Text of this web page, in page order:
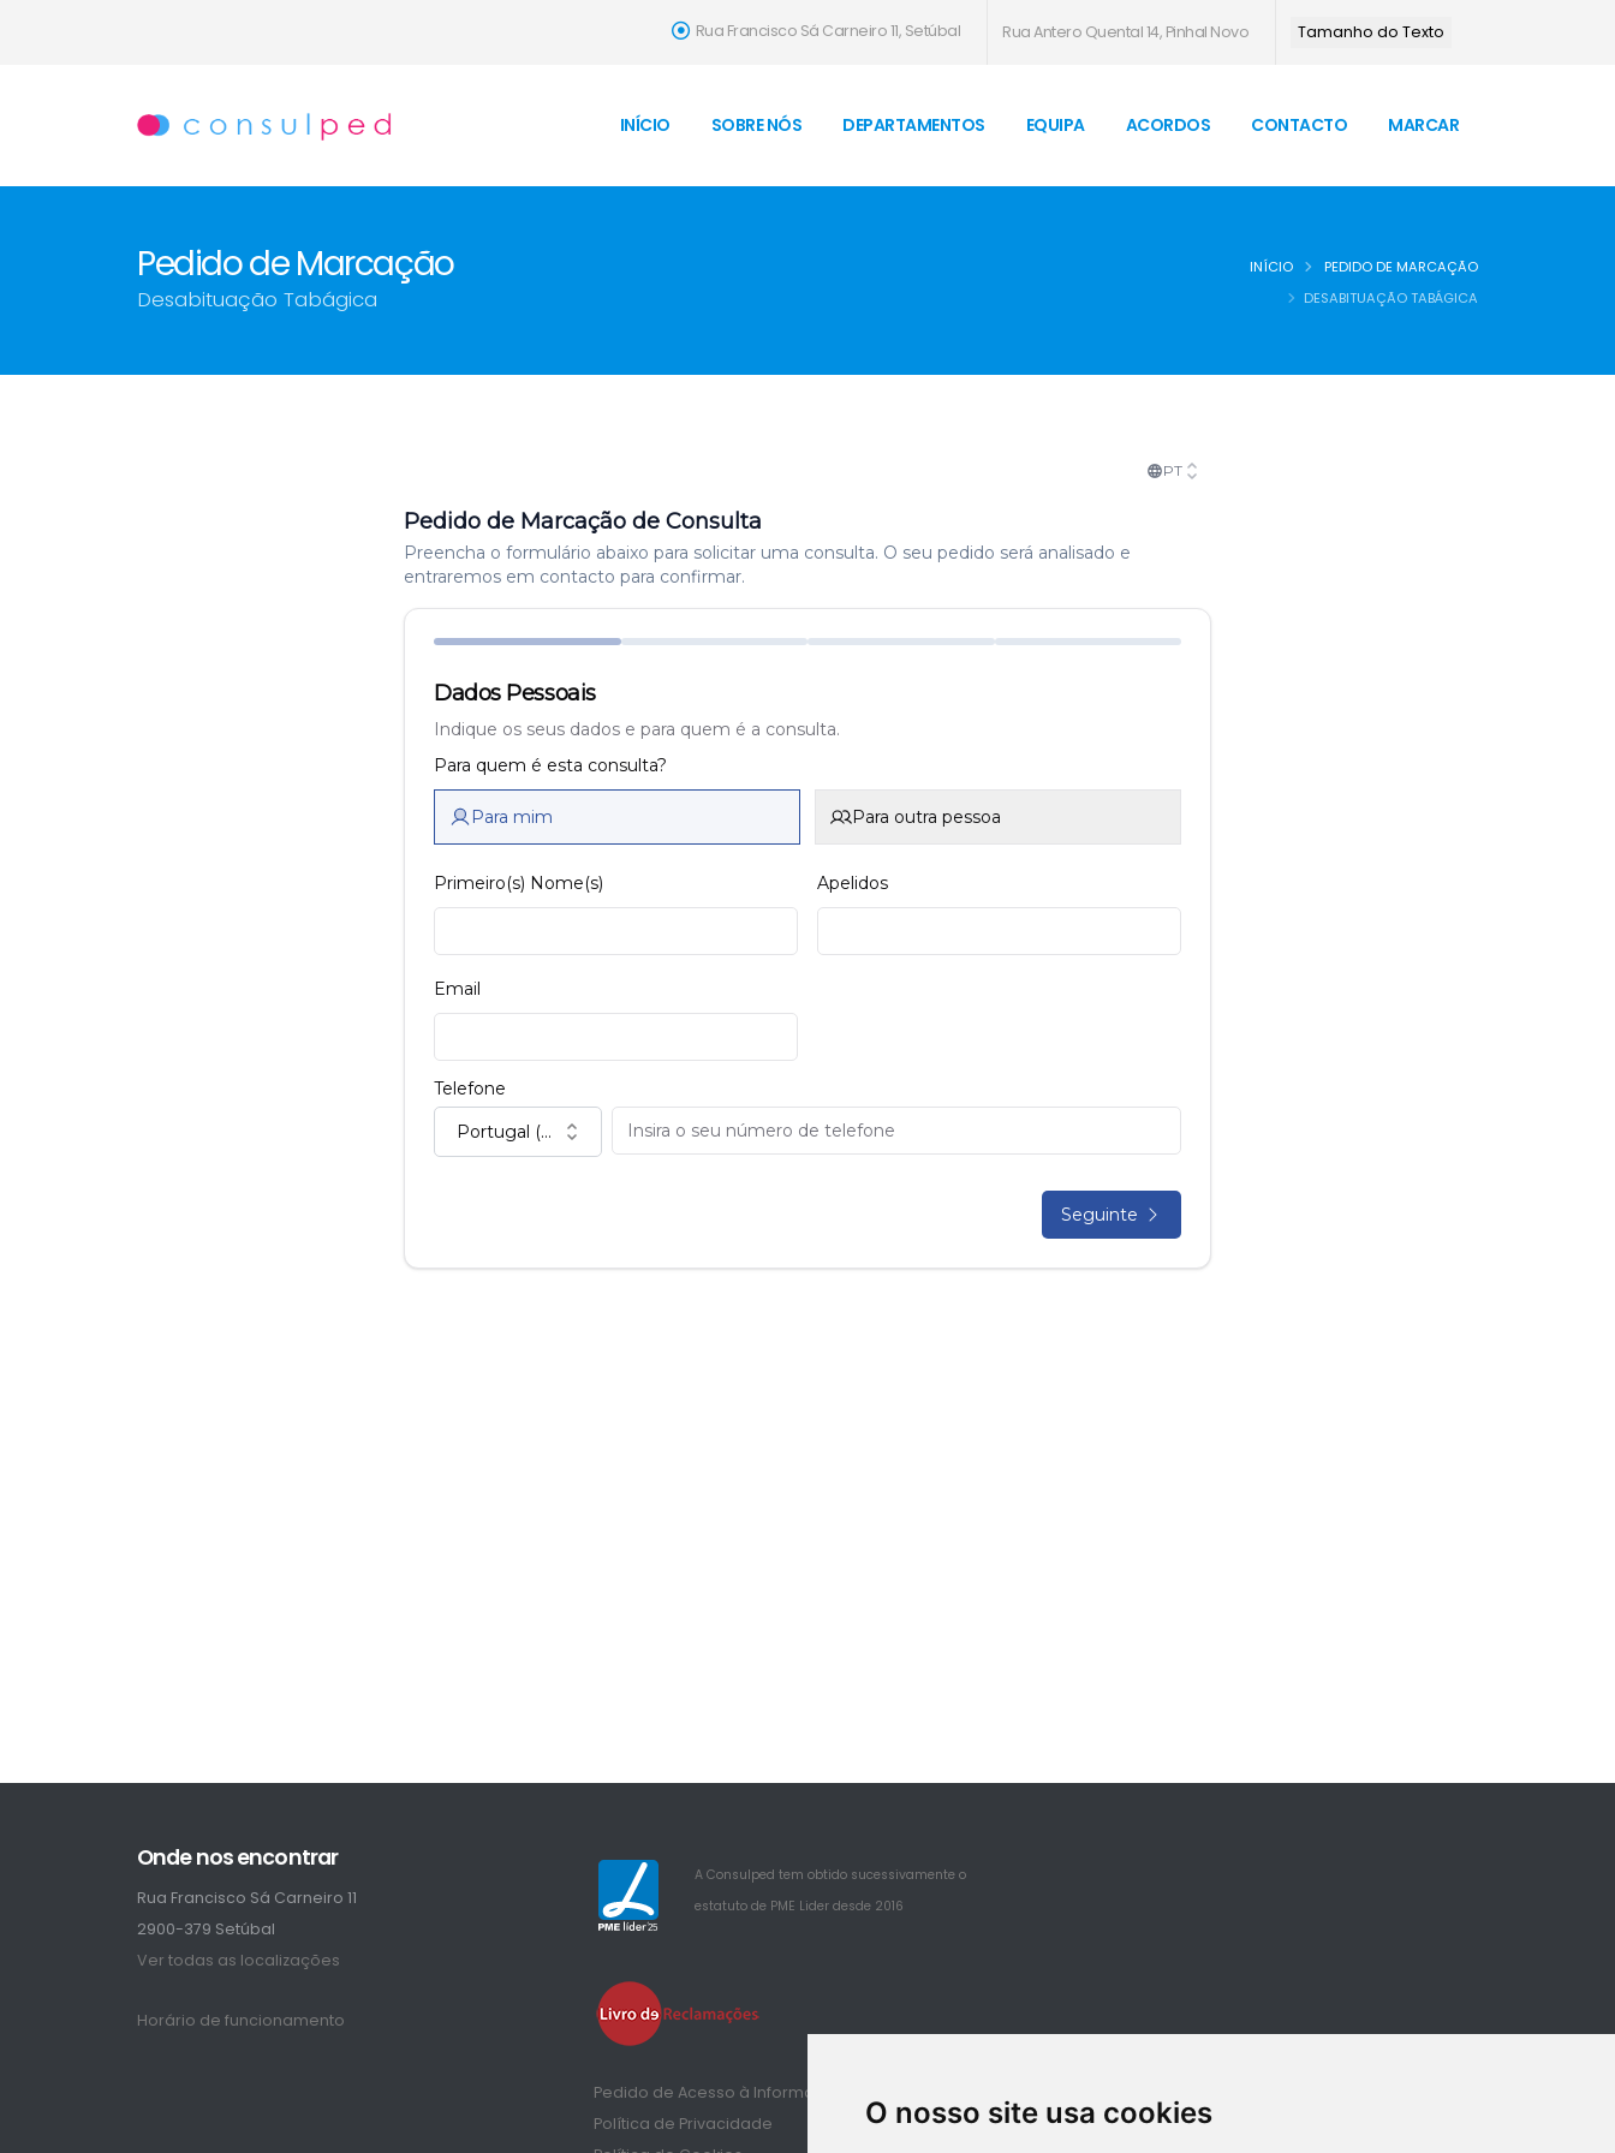
O nosso site usa cookies
Rua Francisco Sá Carneiro 11, Setúbal Rua Antero Quental 14, Pinhal Novo Tamanho do Texto
INÍCIO SOBRE NÓS DEPARTAMENTOS EQUIPA ACORDOS CONTACTO MARCAR
Pedido de Marcação
Desabituação Tabágica
INÍCIO
PEDIDO DE MARCAÇÃO
DESABITUAÇÃO TABÁGICA
Onde nos encontrar
Rua Francisco Sá Carneiro 11
2900-379 Setúbal
Ver todas as localizações
Horário de funcionamento
25
A Consulped tem obtido sucessivamente o
estatuto de PME Lider desde 2016
Pedido de Acesso à Informação de Saúde
Política de Privacidade